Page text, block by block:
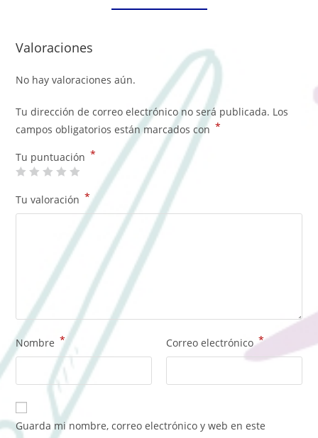
Valoraciones
No hay valoraciones aún.
Tu dirección de correo electrónico no será publicada. Los
campos obligatorios están marcados con *
Tu puntuación *
Tu valoración *
Nombre * Correo electrónico *
Guarda mi nombre, correo electrónico y web en este